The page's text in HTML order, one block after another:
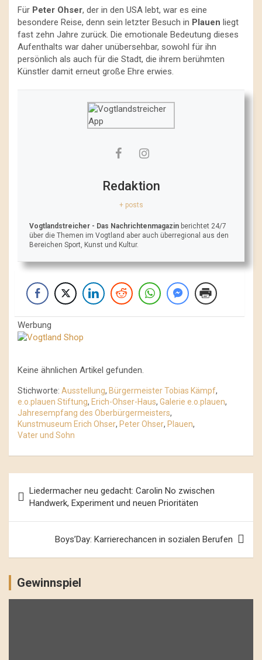
Für Peter Ohser, der in den USA lebt, war es eine
besondere Reise, denn sein letzter Besuch in Plauen liegt
fast zehn Jahre zurück. Die emotionale Bedeutung dieses
Aufenthalts war daher unübersehbar, sowohl für ihn
persönlich als auch für die Stadt, die ihrem berühmten
Künstler damit erneut große Ehre erwies.
Redaktion
+ posts
Vogtlandstreicher - Das Nachrichtenmagazin berichtet 24/7
über die Themen im Vogtland aber auch überregional aus den
Bereichen Sport, Kunst und Kultur.
Werbung
Keine ähnlichen Artikel gefunden.
Stichworte: Ausstellung, Bürgermeister Tobias Kämpf,
e.o.plauen Stiftung, Erich-Ohser-Haus, Galerie e.o.plauen,
Jahresempfang des Oberbürgermeisters,
Kunstmuseum Erich Ohser, Peter Ohser, Plauen,
Vater und Sohn
Navigation
Liedermacher neu gedacht: Carolin No zwischen
Handwerk, Experiment und neuen Prioritäten
Boys’Day: Karrierechancen in sozialen Berufen
Gewinnspiel